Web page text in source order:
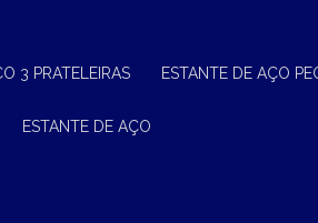
3 PRATELEIRAS ESTANTE DE AÇO
ESTANTE DE AÇO